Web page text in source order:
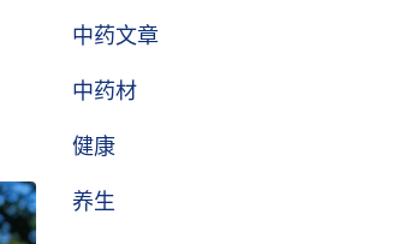
中药文章
中药材
健康
养生